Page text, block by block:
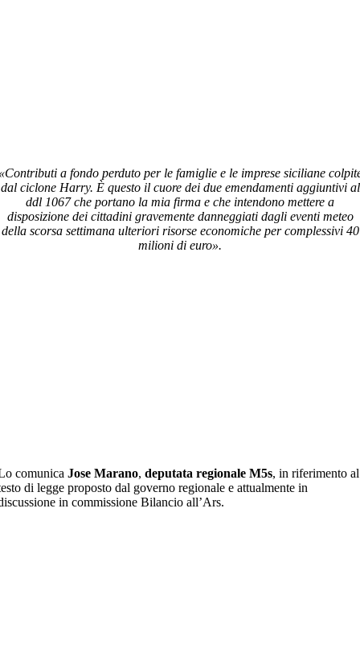
a fondo perduto per le famiglie e le imprese siciliane
dal ciclone Harry. È questo il cuore dei due emendamenti aggiuntivi al
ddl 1067 che portano la mia firma e che intendono mettere a
disposizione dei cittadini gravemente danneggiati dagli eventi meteo
della scorsa settimana ulteriori risorse economiche per complessivi 40
milioni di euro».
comunicaJose Marano,deputata regionale M5s, in riferimento al
di legge proposto dal governo regionale e attualmente in
in commissione Bilancio all’Ars.